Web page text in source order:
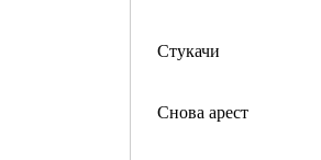
Стукачи
Снова арест